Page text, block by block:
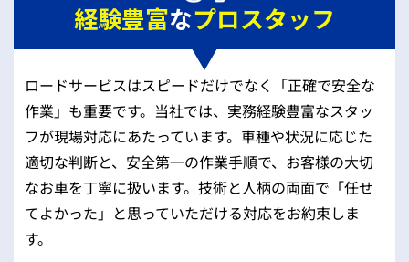
経験豊富なプロスタッフ
ロードサービスはスピードだけでなく「正確で安全な
作業」も重要です。当社では、実務経験豊富なスタッ
フが現場対応にあたっています。車種や状況に応じた
適切な判断と、安全第一の作業手順で、お客様の大切
なお車を丁寧に扱います。技術と人柄の両面で「任せ
てよかった」と思っていただける対応をお約束しま
す。